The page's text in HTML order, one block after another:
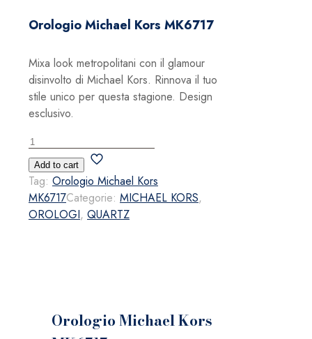
originaleattuale
Orologio Michael Kors MK6717
Mixa look metropolitani con il glamour
disinvolto di Michael Kors. Rinnova il tuo
stile unico per questa stagione. Design
esclusivo.
Orologio
Michael
Kors
MK6717
quantità
Add to cart
Tag: Orologio Michael Kors
MK6717Categorie: MICHAEL KORS,
OROLOGI, QUARTZ
Orologio Michael Kors